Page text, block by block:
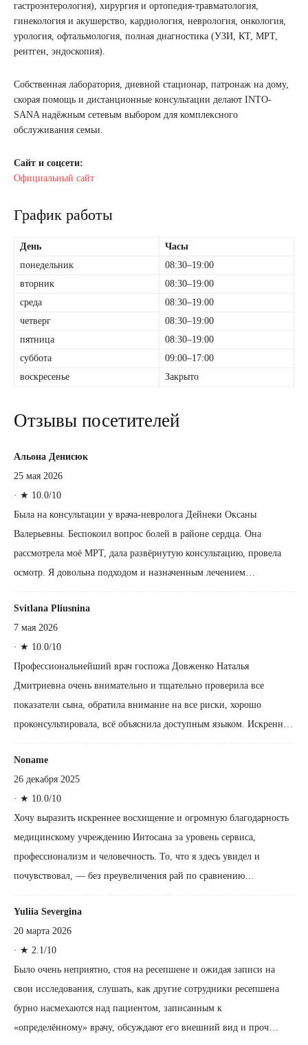
гастроэнтерология), хирургия и ортопедия-травматология,
гинекология и акушерство, кардиология, неврология, онкология,
урология, офтальмология, полная диагностика (УЗИ, КТ, МРТ,
рентген, эндоскопия).
Собственная лаборатория, дневной стационар, патронаж на дому,
скорая помощь и дистанционные консультации делают INTO-
SANA надёжным сетевым выбором для комплексного
обслуживания семьи.
Сайт и соцсети:
Официальный сайт
График работы
День
Часы
понедельник
08:30–19:00
вторник
08:30–19:00
среда
08:30–19:00
четверг
08:30–19:00
пятница
08:30–19:00
суббота
09:00–17:00
воскресенье
Закрыто
Отзывы посетителей
Альона Денисюк
25 мая 2026
· ★ 10.0/10
Была на консультации у врача-невролога Дейнеки Оксаны
Валерьевны. Беспокоил вопрос болей в районе сердца. Она
рассмотрела моё МРТ, дала развёрнутую консультацию, провела
осмотр. Я довольна подходом и назначенным лечением…
Svitlana Pliusnina
7 мая 2026
· ★ 10.0/10
Профессиональнейший врач госпожа Довженко Наталья
Дмитриевна очень внимательно и тщательно проверила все
показатели сына, обратила внимание на все риски, хорошо
проконсультировала, всё объяснила доступным языком. Искренн…
Noname
26 декабря 2025
· ★ 10.0/10
Хочу выразить искреннее восхищение и огромную благодарность
медицинскому учреждению Интосана за уровень сервиса,
профессионализм и человечность. То, что я здесь увидел и
почувствовал, — без преувеличения рай по сравнению…
Yuliia Severgina
20 марта 2026
· ★ 2.1/10
Было очень неприятно, стоя на ресепшене и ожидая записи на
свои исследования, слушать, как другие сотрудники ресепшена
бурно насмехаются над пациентом, записанным к
«определённому» врачу, обсуждают его внешний вид и проч…